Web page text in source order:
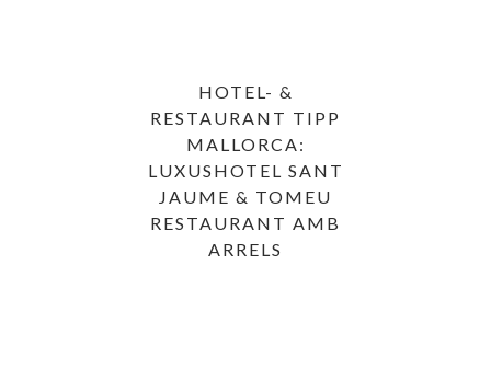
HOTEL- &
RESTAURANT TIPP
MALLORCA:
LUXUSHOTEL SANT
JAUME & TOMEU
RESTAURANT AMB
ARRELS